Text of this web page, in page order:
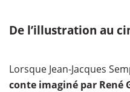
De l’illustration au
Lorsque Jean-Jacques
conte imaginé par René